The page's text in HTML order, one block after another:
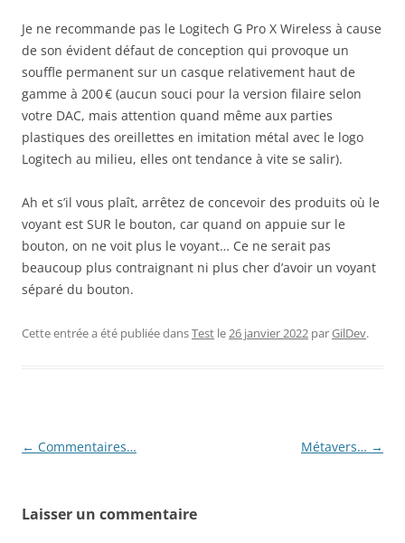
Je ne recommande pas le Logitech G Pro X Wireless à cause
de son évident défaut de conception qui provoque un
souffle permanent sur un casque relativement haut de
gamme à 200 € (aucun souci pour la version filaire selon
votre DAC, mais attention quand même aux parties
plastiques des oreillettes en imitation métal avec le logo
Logitech au milieu, elles ont tendance à vite se salir).
Ah et s’il vous plaît, arrêtez de concevoir des produits où le
voyant est SUR le bouton, car quand on appuie sur le
bouton, on ne voit plus le voyant… Ce ne serait pas
beaucoup plus contraignant ni plus cher d’avoir un voyant
séparé du bouton.
Cette entrée a été publiée dansTest le26 janvier 2022 parGilDev.
Navigation
← Commentaires… Métavers… →
Laisser un commentaire